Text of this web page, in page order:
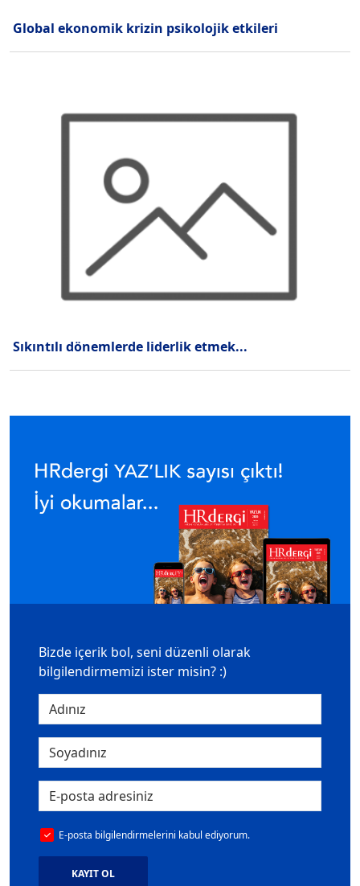
Global ekonomik krizin psikolojik etkileri
Sıkıntılı dönemlerde liderlik etmek...
Bizde içerik bol, seni düzenli olarak
bilgilendirmemizi ister misin? :)
E-posta bilgilendirmelerini kabul ediyorum.
KAYIT OL